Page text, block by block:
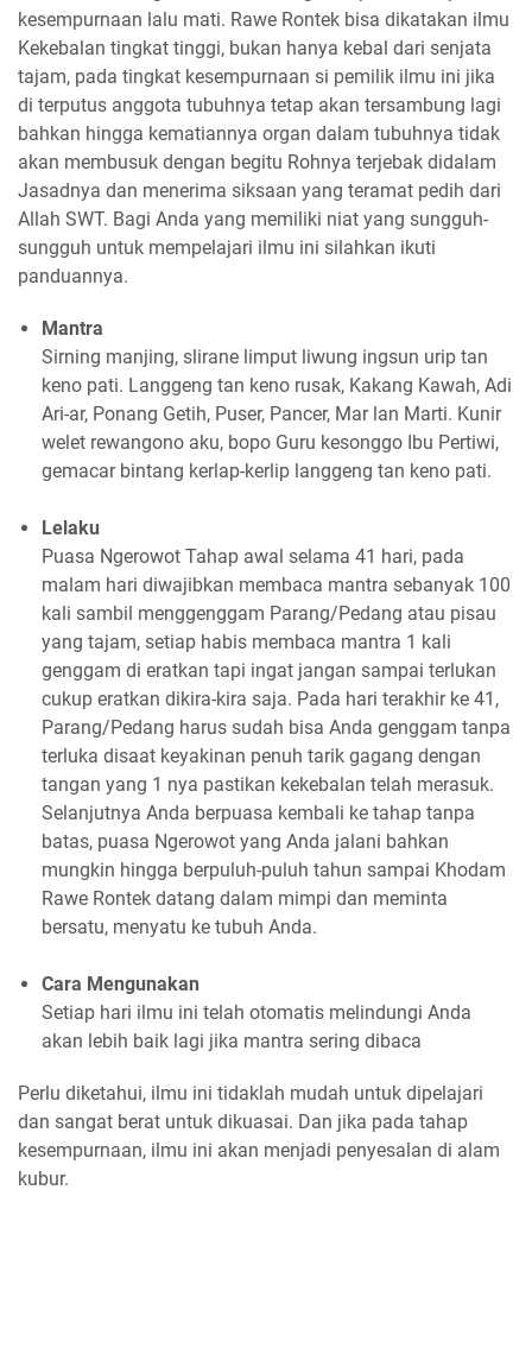
kesempurnaan lalu mati. Rawe Rontek bisa dikatakan ilmu
Kekebalan tingkat tinggi, bukan hanya kebal dari senjata
tajam, pada tingkat kesempurnaan si pemilik ilmu ini jika
di terputus anggota tubuhnya tetap akan tersambung lagi
bahkan hingga kematiannya organ dalam tubuhnya tidak
akan membusuk dengan begitu Rohnya terjebak didalam
Jasadnya dan menerima siksaan yang teramat pedih dari
Allah SWT. Bagi Anda yang memiliki niat yang sungguh-
sungguh untuk mempelajari ilmu ini silahkan ikuti
panduannya.
Mantra
Sirning manjing, slirane limput liwung ingsun urip tan
keno pati. Langgeng tan keno rusak, Kakang Kawah, Adi
Ari-ar, Ponang Getih, Puser, Pancer, Mar lan Marti. Kunir
welet rewangono aku, bopo Guru kesonggo Ibu Pertiwi,
gemacar bintang kerlap-kerlip langgeng tan keno pati.
Lelaku
Puasa Ngerowot Tahap awal selama 41 hari, pada
malam hari diwajibkan membaca mantra sebanyak 100
kali sambil menggenggam Parang/Pedang atau pisau
yang tajam, setiap habis membaca mantra 1 kali
genggam di eratkan tapi ingat jangan sampai terlukan
cukup eratkan dikira-kira saja. Pada hari terakhir ke 41,
Parang/Pedang harus sudah bisa Anda genggam tanpa
terluka disaat keyakinan penuh tarik gagang dengan
tangan yang 1 nya pastikan kekebalan telah merasuk.
Selanjutnya Anda berpuasa kembali ke tahap tanpa
batas, puasa Ngerowot yang Anda jalani bahkan
mungkin hingga berpuluh-puluh tahun sampai Khodam
Rawe Rontek datang dalam mimpi dan meminta
bersatu, menyatu ke tubuh Anda.
Cara Mengunakan
Setiap hari ilmu ini telah otomatis melindungi Anda
akan lebih baik lagi jika mantra sering dibaca
Perlu diketahui, ilmu ini tidaklah mudah untuk dipelajari
dan sangat berat untuk dikuasai. Dan jika pada tahap
kesempurnaan, ilmu ini akan menjadi penyesalan di alam
kubur.